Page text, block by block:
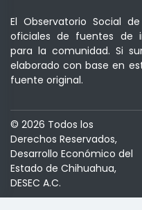
El Observatorio Social
oficiales de fuentes de
para la comunidad. Si
elaborado con base en
fuente original.
© 2026 Todos los
Derechos Reservados,
Desarrollo Económico del
Estado de Chihuahua,
DESEC A.C.